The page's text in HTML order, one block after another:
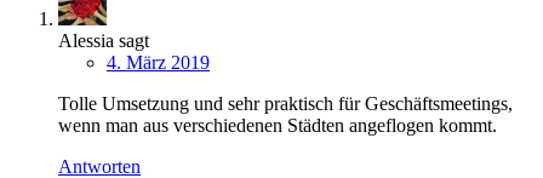
Alessia sagt
4. März 2019
Tolle Umsetzung und sehr praktisch für Geschäftsmeetings,
wenn man aus verschiedenen Städten angeflogen kommt.
Antworten